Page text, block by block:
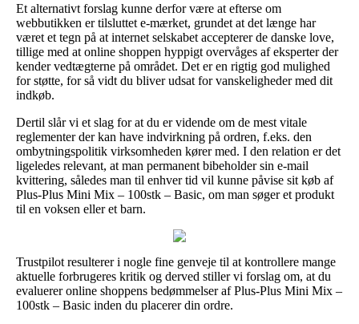
Et alternativt forslag kunne derfor være at efterse om
webbutikken er tilsluttet e-mærket, grundet at det længe har
været et tegn på at internet selskabet accepterer de danske love,
tillige med at online shoppen hyppigt overvåges af eksperter der
kender vedtægterne på området. Det er en rigtig god mulighed
for støtte, for så vidt du bliver udsat for vanskeligheder med dit
indkøb.
Dertil slår vi et slag for at du er vidende om de mest vitale
reglementer der kan have indvirkning på ordren, f.eks. den
ombytningspolitik virksomheden kører med. I den relation er det
ligeledes relevant, at man permanent bibeholder sin e-mail
kvittering, således man til enhver tid vil kunne påvise sit køb af
Plus-Plus Mini Mix – 100stk – Basic, om man søger et produkt
til en voksen eller et barn.
Trustpilot resulterer i nogle fine genveje til at kontrollere mange
aktuelle forbrugeres kritik og derved stiller vi forslag om, at du
evaluerer online shoppens bedømmelser af Plus-Plus Mini Mix –
100stk – Basic inden du placerer din ordre.